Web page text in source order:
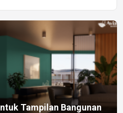
Tampilan Bangunan